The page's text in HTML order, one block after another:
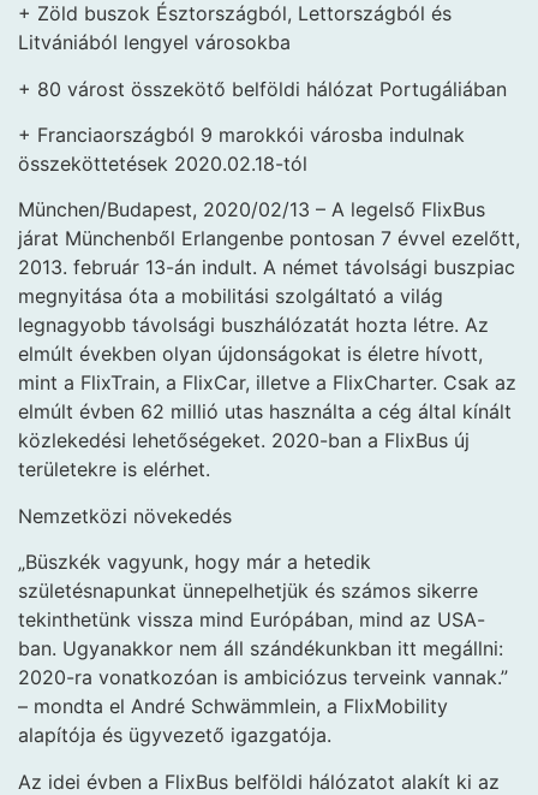
+ Zöld buszok Észtországból, Lettországból és
Litvániából lengyel városokba
+ 80 várost összekötő belföldi hálózat Portugáliában
+ Franciaországból 9 marokkói városba indulnak
összeköttetések 2020.02.18-tól
München/Budapest, 2020/02/13 – A legelső FlixBus
járat Münchenből Erlangenbe pontosan 7 évvel ezelőtt,
2013. február 13-án indult. A német távolsági buszpiac
megnyitása óta a mobilitási szolgáltató a világ
legnagyobb távolsági buszhálózatát hozta létre. Az
elmúlt években olyan újdonságokat is életre hívott,
mint a FlixTrain, a FlixCar, illetve a FlixCharter. Csak az
elmúlt évben 62 millió utas használta a cég által kínált
közlekedési lehetőségeket. 2020-ban a FlixBus új
területekre is elérhet.
Nemzetközi növekedés
„Büszkék vagyunk, hogy már a hetedik
születésnapunkat ünnepelhetjük és számos sikerre
tekinthetünk vissza mind Európában, mind az USA-
ban. Ugyanakkor nem áll szándékunkban itt megállni:
2020-ra vonatkozóan is ambiciózus terveink vannak.”
– mondta el André Schwämmlein, a FlixMobility
alapítója és ügyvezető igazgatója.
Az idei évben a FlixBus belföldi hálózatot alakít ki az